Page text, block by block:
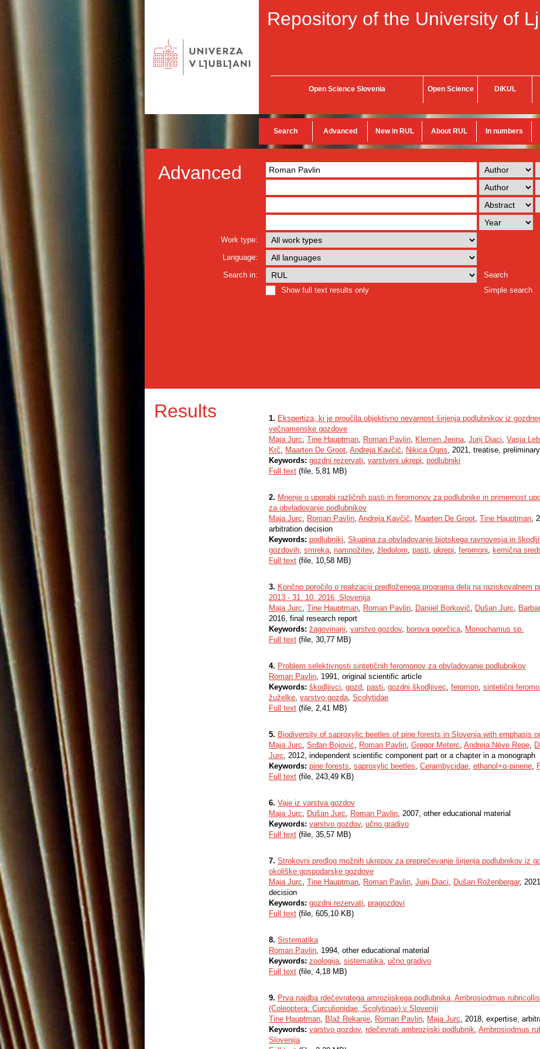
Repository of the University of
Open Science Slovenia Open Science DiKUL
Search Advanced New in RUL About RUL In numbers
Advanced
Work type:
Language:
Search in:
Search
Show full text results only
Simple search
Results
1. Ekspertiza, ki je proučila objektivno nevarnost širjenja podlubnikov iz
večnamenske gozdove
Maja Jurc, Tine Hauptman, Roman Pavlin, Klemen Jerina, Jurij Diaci, Vasja
Krč, Maarten De Groot, Andreja Kavčič, Nikica Ogris, 2021, treatise,
Keywords: gozdni rezervati, varstveni ukrepi, podlubniki
Full text (file, 5,81 MB)
2. Mnenje o uporabi različnih pasti in feromonov za podlubnike in primernost
za obvladovanje podlubnikov
Maja Jurc, Roman Pavlin, Andreja Kavčič, Maarten De Groot, Tine Hauptman,
arbitration decision
Keywords: podlubniki, Skupina za obvladovanje biotskega ravnovesja in
gozdovih, smreka, namnožitev, žledolom, pasti, ukrepi, feromoni, kemična
Full text (file, 10,58 MB)
3. Končno poročilo o realizaciji predloženega programa dela na raziskovalnem
2013 - 31. 10. 2016, Slovenija
Maja Jurc, Tine Hauptman, Roman Pavlin, Danijel Borkovič, Dušan Jurc,
2016, final research report
Keywords: žagovinarji, varstvo gozdov, borova ogorčica, Monochamus sp.
Full text (file, 30,77 MB)
4. Problem selektivnosti sintetičnih feromonov za obvladovanje podlubnikov
Roman Pavlin, 1991, original scientific article
Keywords: škodljivci, gozd, pasti, gozdni škodljivec, feromon, sintetični
žuželke, varstvo gozda, Scolytidae
Full text (file, 2,41 MB)
5. Biodiversity of saproxylic beetles of pine forests in Slovenia with emphasis
Maja Jurc, Srđan Bojović, Roman Pavlin, Gregor Meterc, Andreja Nève Repe,
Jurc, 2012, independent scientific component part or a chapter in a monograph
Keywords: pine forests, saproxylic beetles, Cerambycidae, ethanol+α-pinene,
Full text (file, 243,49 KB)
6. Vaje iz varstva gozdov
Maja Jurc, Dušan Jurc, Roman Pavlin, 2007, other educational material
Keywords: varstvo gozdov, učno gradivo
Full text (file, 35,57 MB)
7. Strokovni predlog možnih ukrepov za preprečevanje širjenja podlubnikov iz
okoliške gospodarske gozdove
Maja Jurc, Tine Hauptman, Roman Pavlin, Jurij Diaci, Dušan Roženbergar,
decision
Keywords: gozdni rezervati, pragozdovi
Full text (file, 605,10 KB)
8. Sistematika
Roman Pavlin, 1994, other educational material
Keywords: zoologija, sistematika, učno gradivo
Full text (file, 4,18 MB)
9. Prva najdba rdečevratega amrozijskega podlubnika, Ambrosiodmus
(Coleoptera: Curculionidae, Scolytinae) v Sloveniji
Tine Hauptman, Blaž Rekanje, Roman Pavlin, Maja Jurc, 2018, expertise,
Keywords: varstvo gozdov, rdečevrati ambrozijski podlubnik, Ambrosiodmus
Slovenija